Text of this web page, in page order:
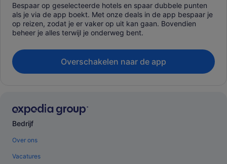
Bespaar op geselecteerde hotels en spaar dubbele punten
als je via de app boekt. Met onze deals in de app bespaar je
op reizen, zodat je er vaker op uit kan gaan. Bovendien
beheer je alles terwijl je onderweg bent.
Overschakelen naar de app
Bedrijf
Over ons
Vacatures